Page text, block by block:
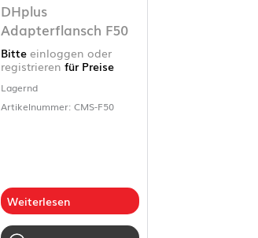
DHplus
Adapterflansch F50
Bitte einloggen oder
registrieren für Preise
Lagernd
Artikelnummer: CMS-F50
Weiterlesen